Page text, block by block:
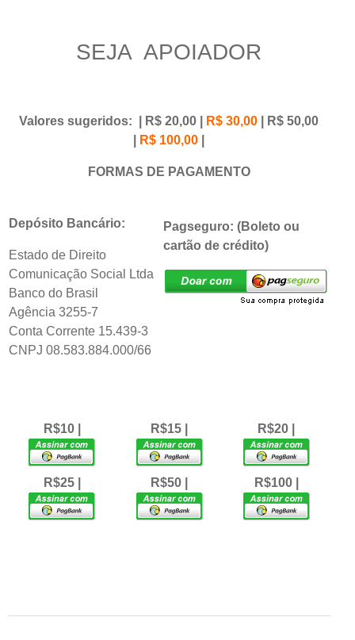
SEJA APOIADOR
Valores sugeridos: | R$ 20,00 | R$ 30,00 | R$ 50,00
R$ 100,00
FORMAS DE PAGAMENTO
Depósito Bancário:
Estado de Direito
Comunicação Social Ltda
Banco do Brasil
Agência 3255-7
Conta Corrente 15.439-3
CNPJ 08.583.884.000/66
Pagseguro: (Boleto ou
cartão de crédito)
R$10 | R$15 | R$20 |
R$25 | R$50 | R$100 |